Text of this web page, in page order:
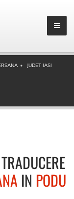
JUDET IASI
IN PODU